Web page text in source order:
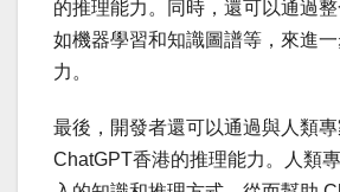
的推理能力。同時，還可以通過
如機器學習和知識圖譜等，來進
力。
最後，開發者還可以通過與人類
ChatGPT香港的推理能力。人類